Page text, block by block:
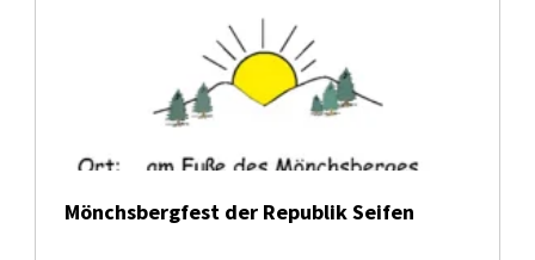
Mönchsbergfest der Republik Seifen